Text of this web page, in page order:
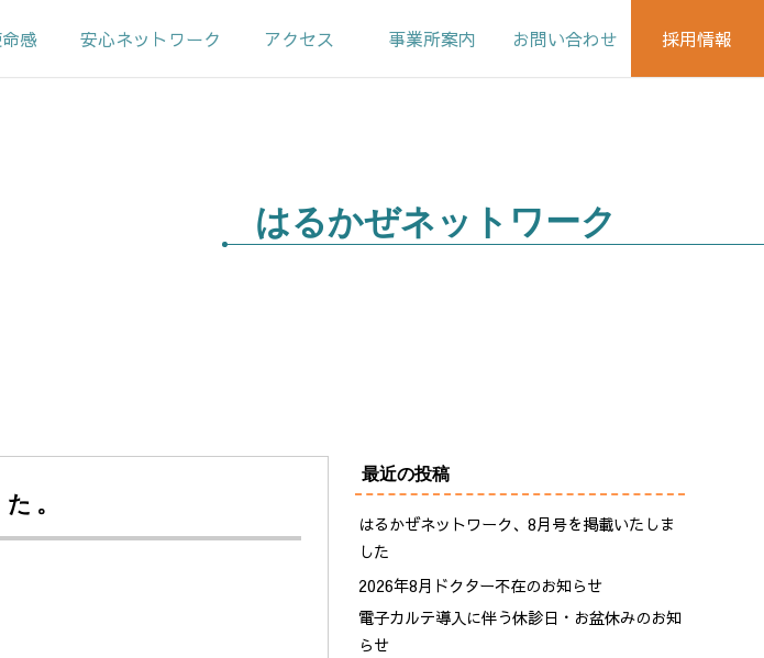
感 安心ネットワーク アクセス 事業所案内
はるかぜ介護福祉
春日クリニック訪問
リハビリテーション
看護小規模多機能型
居宅介護はるかぜ
デイサービスセンター
お問い合わせ 採用情報
はるかぜネットワーク
。
最近の投稿
はるかぜネットワーク、8月号を掲載いたしま
した
2026年8月ドクター不在のお知らせ
電子カルテ導入に伴う休診日・お盆休みのお知
らせ